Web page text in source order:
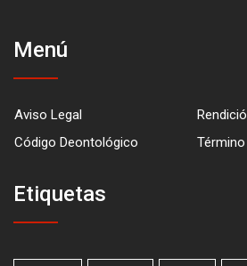
Menú
Aviso Legal
Código Deontológico
Etiquetas